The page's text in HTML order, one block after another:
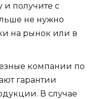
и получите с
не нужно
на рынок или в
компании по
гарантии
В случае